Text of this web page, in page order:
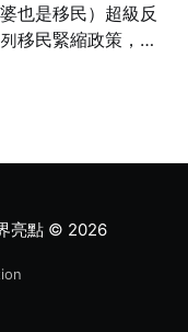
也是移民）超級反
移民緊縮政策，更
亮點© 2026